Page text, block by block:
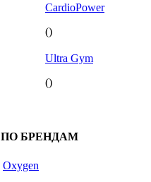
CardioPower
()
Ultra Gym
()
ПО БРЕНДАМ
Oxygen